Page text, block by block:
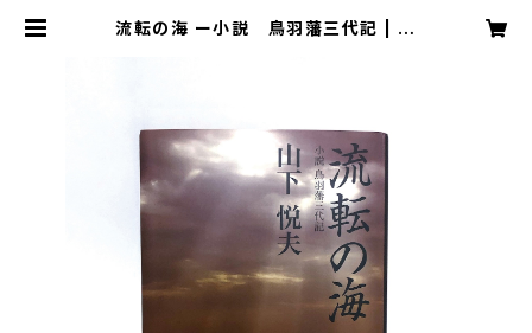
流転の海 ー小説 鳥羽藩三代記 | 三